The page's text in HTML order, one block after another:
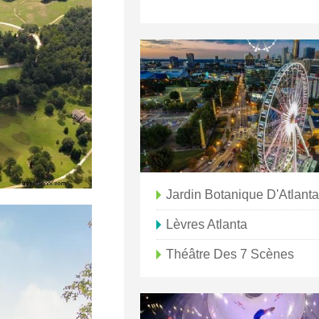
Jardin Botanique D'Atlanta
Lèvres Atlanta
Théâtre Des 7 Scènes